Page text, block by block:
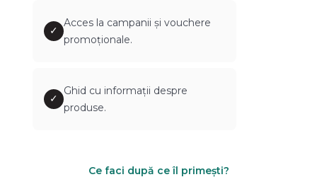
✓
Acces la campanii și vouchere
promoționale.
✓
Ghid cu informații despre
produse.
Ce faci după ce îl primești?